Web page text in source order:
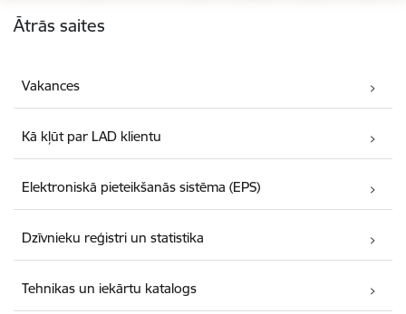
Ātrās saites
Vakances
Kā kļūt par LAD klientu
Elektroniskā pieteikšanās sistēma (EPS)
Dzīvnieku reģistri un statistika
Tehnikas un iekārtu katalogs